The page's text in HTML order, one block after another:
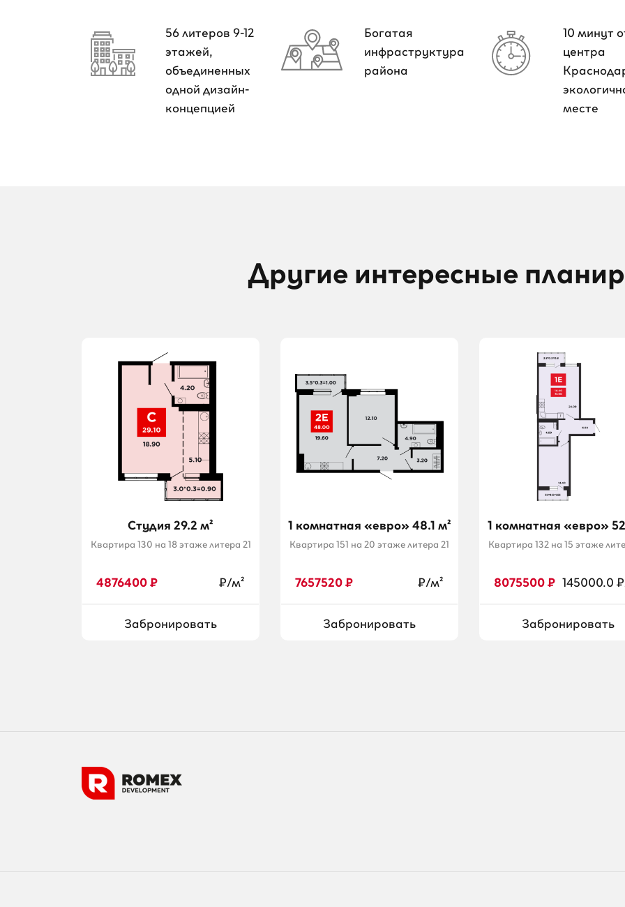
56 литеров 9-12
этажей,
объединенных
одной дизайн-
концепцией
Богатая
инфраструктура
района
10 минут
центра
месте
Другие интересные
Cтудия 29.2 м²
Квартира 130 на 18 этаже литера 21
4876400 ₽ ₽/м²
Забронировать
1 комнатная «евро» 48.1 м²
Квартира 151 на 20 этаже литера 21
7657520 ₽ ₽/м²
Забронировать
1 комнатная «евро»
Квартира 132 на 15 этаже
8075500 ₽ 145000.0
Забронировать